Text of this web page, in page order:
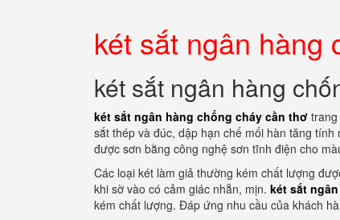
két sắt ngân hàng
két sắt ngân hàng
két sắt ngân hàng chống cháy cần thơ
sắt thép và đúc, dập hạn chế mối hàn tăng
được sơn bằng công nghệ sơn tĩnh điện cho
Các loại két làm giả thường kém chất lượng
khi sờ vào có cảm giác nhẵn, mịn. két sắt
kém chất lượng. Đáp ứng nhu cầu của khách